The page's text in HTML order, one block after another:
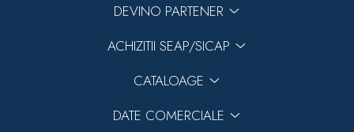
DEVINO PARTENER
ACHIZITII SEAP/SICAP
CATALOAGE
DATE COMERCIALE